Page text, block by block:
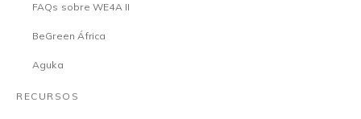
FAQs sobre WE4A II
BeGreen África
Aguka
RECURSOS